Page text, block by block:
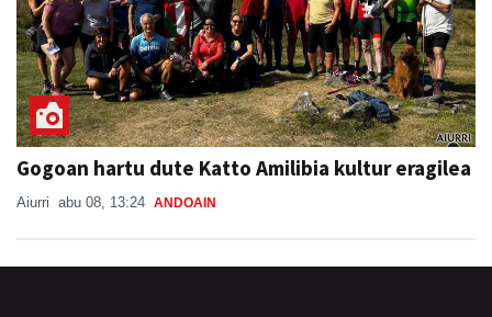
Gogoan hartu dute Katto Amilibia kultur eragilea
Aiurri abu 08, 13:24 ANDOAIN